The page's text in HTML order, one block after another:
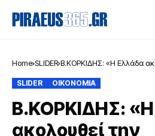
Home SLIDER Β.ΚΟΡΚΙΔΗΣ: «Η Ελλάδα
SLIDER ΟΙΚΟΝΟΜΙΑ
Β.ΚΟΡΚΙΔΗΣ:
ακολουθεί την